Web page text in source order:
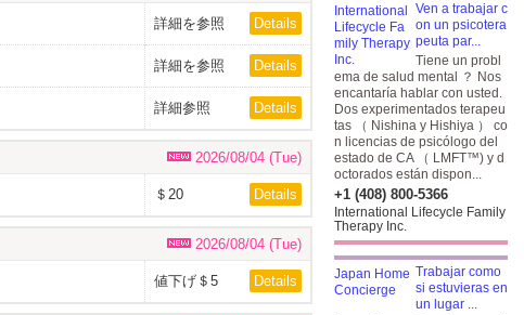
詳細を参照 Details
詳細を参照 Details
詳細参照 Details
2026/08/04 (Tue)
＄20 Details
2026/08/04 (Tue)
値下げ＄5 Details
Ven a trabajar c
on un psicotera
peuta par...
Tiene un probl
ema de salud mental ？ Nos
encantaría hablar con usted.
Dos experimentados terapeu
tas （ Nishina y Hishiya ） co
n licencias de psicólogo del
estado de CA （ LMFT™) y d
octorados están dispon...
+1 (408) 800-5366
International Lifecycle Family
Therapy Inc.
Trabajar como
si estuvieras en
un lugar ...